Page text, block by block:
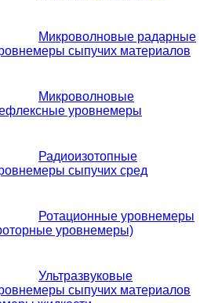
Микроволновые радарные
сыпучих материалов
Микроволновые
уровнемеры
Радиоизотопные
сыпучих сред
Ротационные уровнемеры
уровнемеры)
Ультразвуковые
сыпучих материалов